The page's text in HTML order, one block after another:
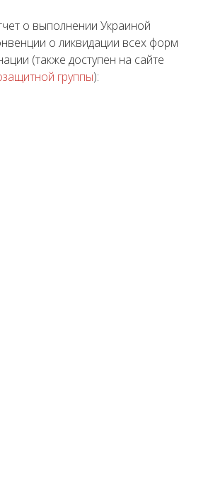
о выполнении Украиной
о ликвидации всех форм
(также доступен на сайте
группы):